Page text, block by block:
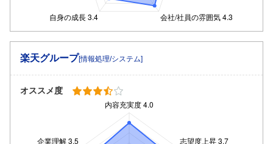
楽天グループ[情報処理/システム]
オススメ度